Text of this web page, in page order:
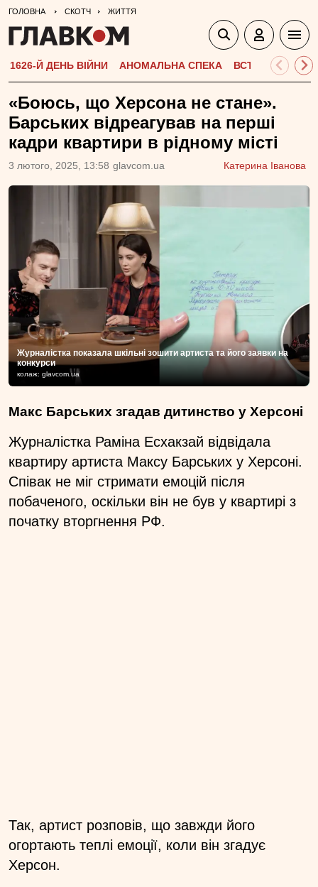
ГОЛОВНА СКОТЧ ЖИТТЯ
1626-Й ДЕНЬ ВІЙНИ АНОМАЛЬНА СПЕКА ВСТУПНА
«Боюсь, що Херсона не стане».
Барських відреагував на перші
кадри квартири в рідному місті
3 лютого, 2025, 13:58 glavcom.ua Катерина Іванова
Журналістка показала шкільні зошити артиста та його заявки на
конкурси
колаж: glavcom.ua
Макс Барських згадав дитинство у Херсоні
Журналістка Раміна Есхакзай відвідала
квартиру артиста Максу Барських у Херсоні.
Співак не міг стримати емоцій після
побаченого, оскільки він не був у квартирі з
початку вторгнення РФ.
Так, артист розповів, що завжди його
огортають теплі емоції, коли він згадує
Херсон.